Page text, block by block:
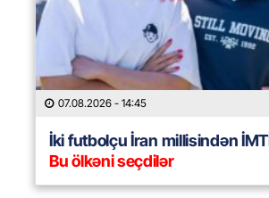
07.08.2026 - 14:45
İki futbolçu İran millisindən
Bu ölkəni seçdilər